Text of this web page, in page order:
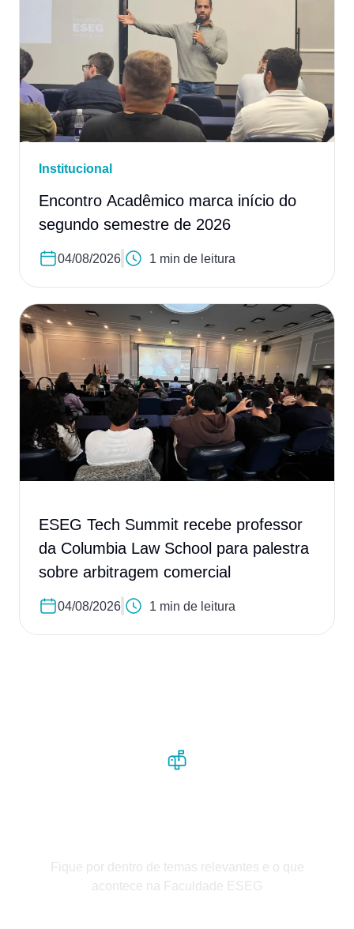
Institucional
Encontro Acadêmico marca início do
segundo semestre de 2026
04/08/2026 1 min de leitura
ESEG Tech Summit recebe professor
da Columbia Law School para palestra
sobre arbitragem comercial
04/08/2026 1 min de leitura
Fique por dentro de temas relevantes e o que
acontece na Faculdade ESEG